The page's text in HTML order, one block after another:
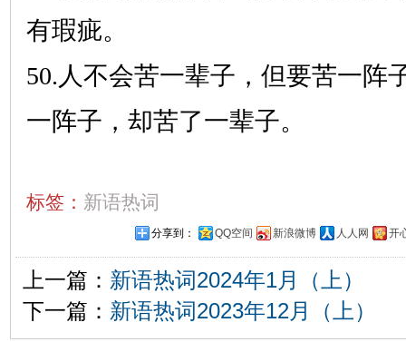
有瑕疵。
50.人不会苦一辈子，但要苦一阵
一阵子，却苦了一辈子。
标签： 新语热词
分享到： QQ空间 新浪微博 人人网 开
上一篇： 新语热词2024年1月（上）
下一篇： 新语热词2023年12月（上）